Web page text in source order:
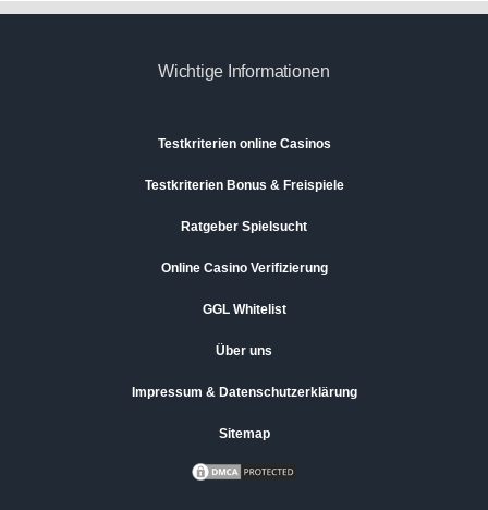
Wichtige Informationen
Testkriterien online Casinos
Testkriterien Bonus & Freispiele
Ratgeber Spielsucht
Online Casino Verifizierung
GGL Whitelist
Über uns
Impressum & Datenschutzerklärung
Sitemap